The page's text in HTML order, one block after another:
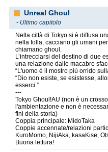
Unreal Ghoul
- Ultimo capitolo
Nella città di Tokyo si è diffusa
nella folla, cacciano gli umani
chiamano ghoul.
L’intrecciarsi del destino di due
una relazione dalle macabre
“L'uomo è il mostro più orrido
“Dio non esiste, se esistesse,
esserci.”
---
Tokyo Ghoul!AU (non è un
l'ambientazione e non è
fini della storia)
Coppia principale: MidoTaka
Coppie accennate/relazioni
KuroMomo, NijiAka, kasaKise,
Buona lettura!